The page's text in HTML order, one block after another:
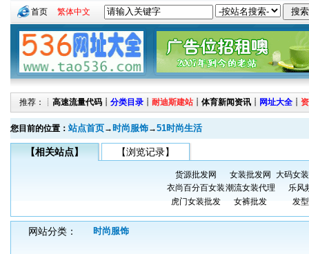
首页 繁体中文
推荐：┊ 高速流量代码 ┊ 分类目录 ┊ 耐迪斯建站 ┊ 体育新闻资讯 ┊ 网址大全 ┊
您目前的位置： 站点首页→ 时尚服饰→51时尚生活
【相关站点】 【浏览记录】
货源批发网 女装批发网
大码女
衣尚百分百女装潮流女装代理
乐风
虎门女装批发
女裤批发 发
网站分类： 时尚服饰